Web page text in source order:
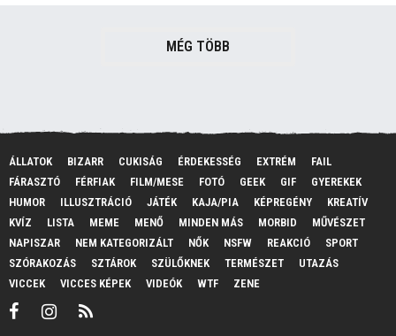
MÉG TÖBB
ÁLLATOK BIZARR CUKISÁG ÉRDEKESSÉG EXTRÉM
FAIL
FÁRASZTÓ
FÉRFIAK FILM/MESE FOTÓ GEEK GIF
GYEREKEK
HUMOR
ILLUSZTRÁCIÓ JÁTÉK KAJA/PIA KÉPREGÉNY
KREATÍV
KVÍZ
LISTA MEME MENŐ MINDEN MÁS MORBID
MŰVÉSZET
NAPISZAR
NEM KATEGORIZÁLT NŐK NSFW REAKCIÓ
SPORT
SZÓRAKOZÁS
SZTÁROK SZÜLŐKNEK TERMÉSZET
UTAZÁS
VICCEK
VICCES KÉPEK VIDEÓK WTF ZENE